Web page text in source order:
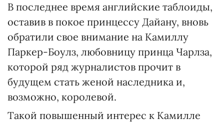
В последнее время английские таблоиды,
оставив в покое принцессу Дайану, вновь
обратили свое внимание на Камиллу
Паркер-Боулз, любовницу принца Чарлза,
которой ряд журналистов прочит в
будущем стать женой наследника и,
возможно, королевой.
Такой повышенный интерес к Камилле